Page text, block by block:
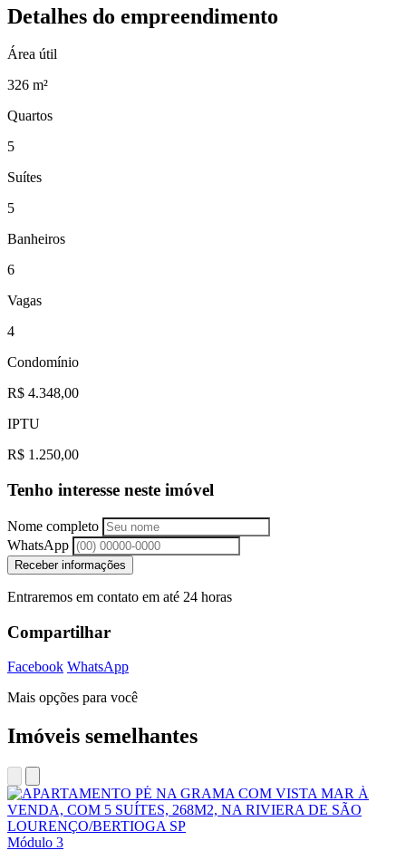
Detalhes do empreendimento
Área útil
326 m²
Quartos
5
Suítes
5
Banheiros
6
Vagas
4
Condomínio
R$ 4.348,00
IPTU
R$ 1.250,00
Tenho interesse neste imóvel
Nome completo
WhatsApp
Receber informações
Entraremos em contato em até 24 horas
Compartilhar
Facebook WhatsApp
Mais opções para você
Imóveis semelhantes
Módulo 3